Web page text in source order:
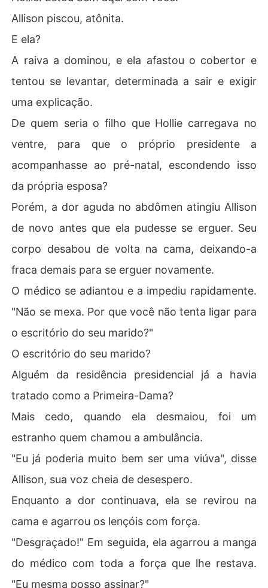
Allison piscou, atônita.
E ela?
A raiva a dominou, e ela afastou o cobertor e
tentou se levantar, determinada a sair e exigir
uma explicação.
De quem seria o filho que Hollie carregava no
ventre, para que o próprio presidente a
acompanhasse ao pré-natal, escondendo isso
da própria esposa?
Porém, a dor aguda no abdômen atingiu Allison
de novo antes que ela pudesse se erguer. Seu
corpo desabou de volta na cama, deixando-a
fraca demais para se erguer novamente.
O médico se adiantou e a impediu rapidamente.
"Não se mexa. Por que você não tenta ligar para
o escritório do seu marido?"
O escritório do seu marido?
Alguém da residência presidencial já a havia
tratado como a Primeira-Dama?
Mais cedo, quando ela desmaiou, foi um
estranho quem chamou a ambulância.
"Eu já poderia muito bem ser uma viúva", disse
Allison, sua voz cheia de desespero.
Enquanto a dor continuava, ela se revirou na
cama e agarrou os lençóis com força.
"Desgraçado!" Em seguida, ela agarrou a manga
do médico com toda a força que lhe restava.
"Eu mesma posso assinar?"